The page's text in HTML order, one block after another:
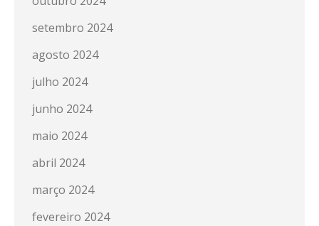
setembro 2024
agosto 2024
julho 2024
junho 2024
maio 2024
abril 2024
março 2024
fevereiro 2024